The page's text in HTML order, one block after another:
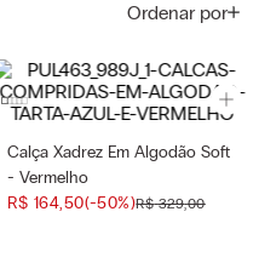
Ordenar por
Calça Xadrez Em Algodão Soft
- Vermelho
R$ 164,50(-50%)R$ 329,00